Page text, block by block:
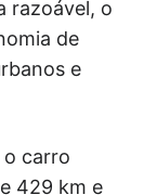
razoável, o
de
e
o carro
429 km e